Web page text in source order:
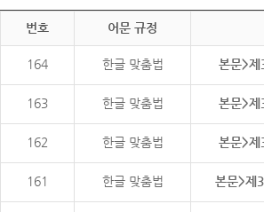
번호 어문 규정
164 한글 맞춤법 본문>
163 한글 맞춤법 본문>
162 한글 맞춤법 본문>
161 한글 맞춤법 본문>제